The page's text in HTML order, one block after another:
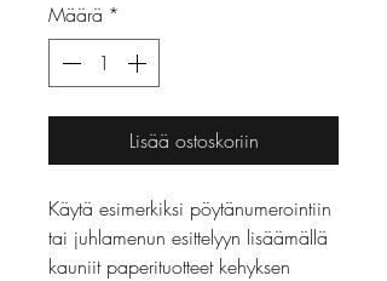
Määrä *
Lisää ostoskoriin
Käytä esimerkiksi pöytänumerointiin
tai juhlamenun esittelyyn lisäämällä
kauniit paperituotteet kehyksen